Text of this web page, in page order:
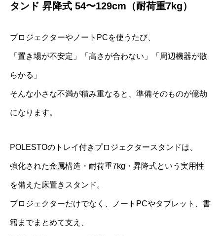
タンド 昇降式 54〜129cm（耐荷重7kg）
プロジェクターやノートPCを使うたび、
「置き場が不安定」「高さが合わない」「周辺機器が散
らかる」
そんな小さな不満が積み重なると、準備そのものが億劫
になります。
POLESTOのトレイ付きプロジェクタースタンドは、
強化された金属構造・耐荷重7kg・昇降式という実用性
を備えた床置きスタンド。
プロジェクターだけでなく、ノートPCやタブレット、書
籍までまとめて支え、